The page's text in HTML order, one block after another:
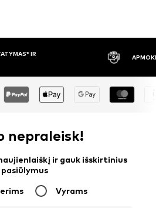
30 DIENŲ
nepraleisk!
ir gauk išskirtinius
pasiūlymus
Vyrams